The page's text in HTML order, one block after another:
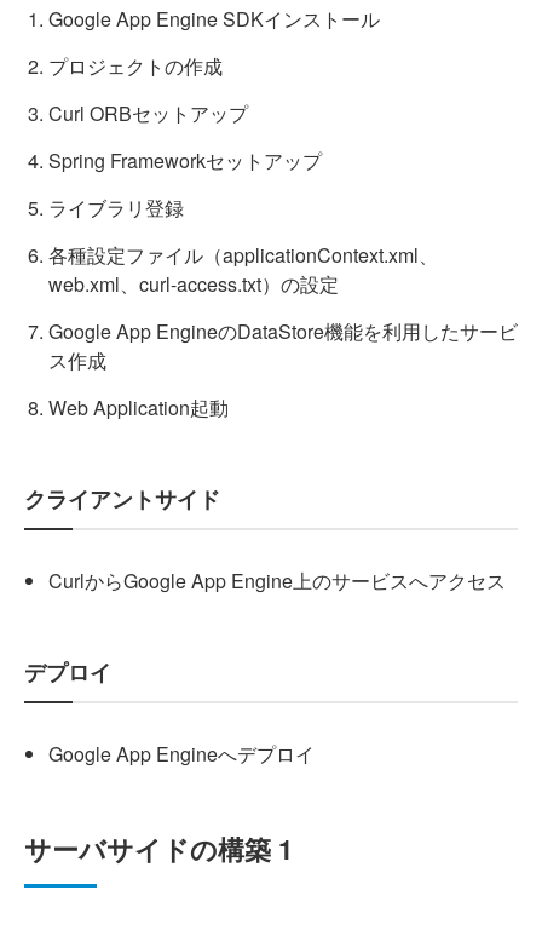
Google App Engine SDKインストール
プロジェクトの作成
Curl ORBセットアップ
Spring Frameworkセットアップ
ライブラリ登録
各種設定ファイル（applicationContext.xml、
web.xml、curl-access.txt）の設定
Google App EngineのDataStore機能を利用したサービ
ス作成
Web Application起動
クライアントサイド
CurlからGoogle App Engine上のサービスへアクセス
デプロイ
Google App Engineへデプロイ
サーバサイドの構築 1